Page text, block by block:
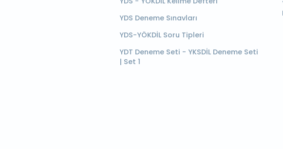
YDS Deneme Sınavları
YDS-YÖKDİL Soru Tipleri
YDT Deneme Seti - YKSDİL Deneme Seti
| Set 1